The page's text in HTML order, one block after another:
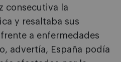
consecutiva la
y resaltaba sus
a enfermedades
advertía, España podía